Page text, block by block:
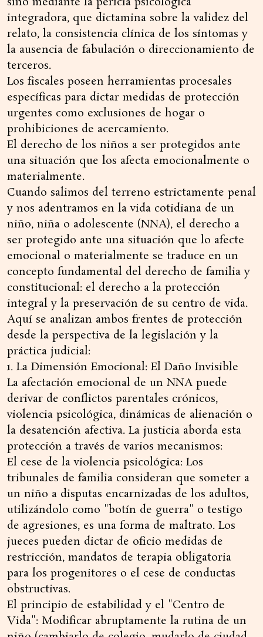
integradora, que dictamina sobre la validez del
relato, la consistencia clínica de los síntomas y
la ausencia de fabulación o direccionamiento de
terceros.
Los fiscales poseen herramientas procesales
específicas para dictar medidas de protección
urgentes como exclusiones de hogar o
prohibiciones de acercamiento.
El derecho de los niños a ser protegidos ante
una situación que los afecta emocionalmente o
materialmente.
Cuando salimos del terreno estrictamente penal
y nos adentramos en la vida cotidiana de un
niño, niña o adolescente (NNA), el derecho a
ser protegido ante una situación que lo afecte
emocional o materialmente se traduce en un
concepto fundamental del derecho de familia y
constitucional: el derecho a la protección
integral y la preservación de su centro de vida.
Aquí se analizan ambos frentes de protección
desde la perspectiva de la legislación y la
práctica judicial:
1. La Dimensión Emocional: El Daño Invisible
La afectación emocional de un NNA puede
derivar de conflictos parentales crónicos,
violencia psicológica, dinámicas de alienación o
la desatención afectiva. La justicia aborda esta
protección a través de varios mecanismos:
El cese de la violencia psicológica: Los
tribunales de familia consideran que someter a
un niño a disputas encarnizadas de los adultos,
utilizándolo como "botín de guerra" o testigo
de agresiones, es una forma de maltrato. Los
jueces pueden dictar de oficio medidas de
restricción, mandatos de terapia obligatoria
para los progenitores o el cese de conductas
obstructivas.
El principio de estabilidad y el "Centro de
Vida": Modificar abruptamente la rutina de un